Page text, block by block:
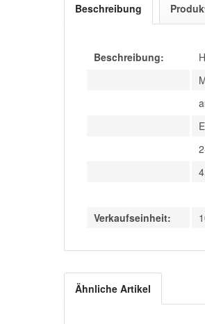
Beschreibung
Beschreibung:
Verkaufseinheit:
Ähnliche Artikel